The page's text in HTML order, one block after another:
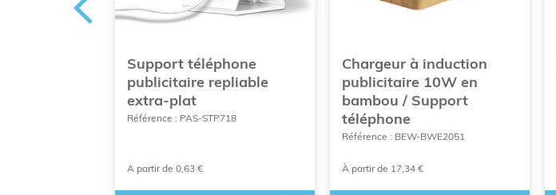
Support téléphone
publicitaire repliable
extra-plat
Référence : PAS-STP718
A partir de 0,63 €
Chargeur à induction
publicitaire 10W en
bambou / Support
téléphone
Référence : BEW-BWE2051
À partir de 17,34 €